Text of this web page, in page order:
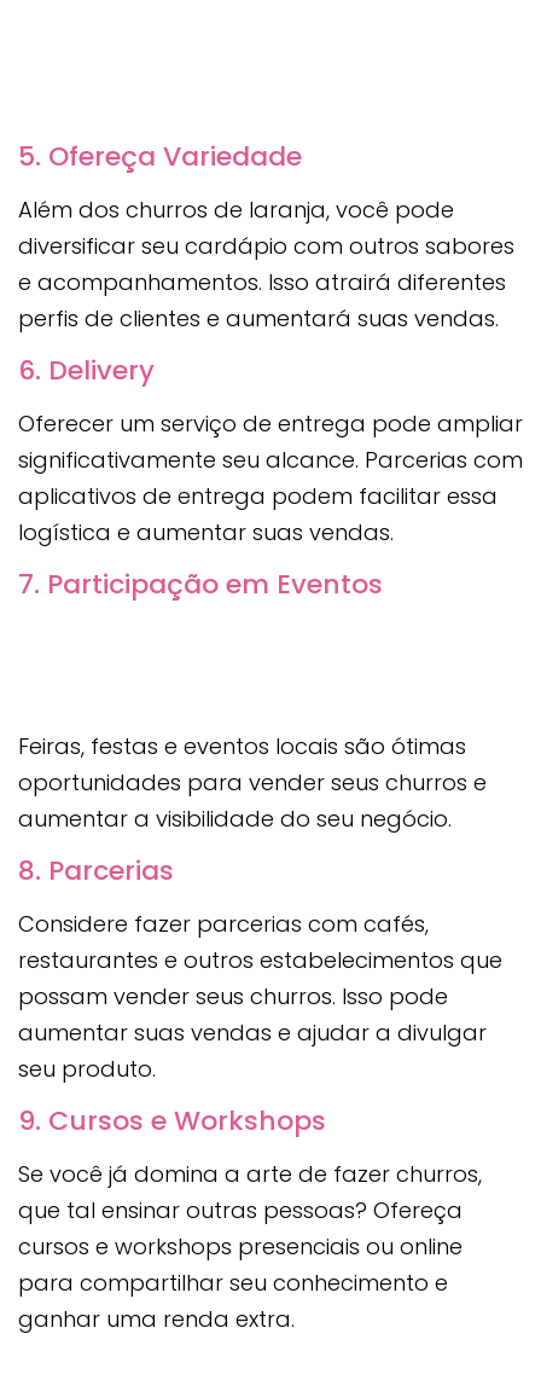
5. Ofereça Variedade
Além dos churros de laranja, você pode
diversificar seu cardápio com outros sabores
e acompanhamentos. Isso atrairá diferentes
perfis de clientes e aumentará suas vendas.
6. Delivery
Oferecer um serviço de entrega pode ampliar
significativamente seu alcance. Parcerias com
aplicativos de entrega podem facilitar essa
logística e aumentar suas vendas.
7. Participação em Eventos
Feiras, festas e eventos locais são ótimas
oportunidades para vender seus churros e
aumentar a visibilidade do seu negócio.
8. Parcerias
Considere fazer parcerias com cafés,
restaurantes e outros estabelecimentos que
possam vender seus churros. Isso pode
aumentar suas vendas e ajudar a divulgar
seu produto.
9. Cursos e Workshops
Se você já domina a arte de fazer churros,
que tal ensinar outras pessoas? Ofereça
cursos e workshops presenciais ou online
para compartilhar seu conhecimento e
ganhar uma renda extra.